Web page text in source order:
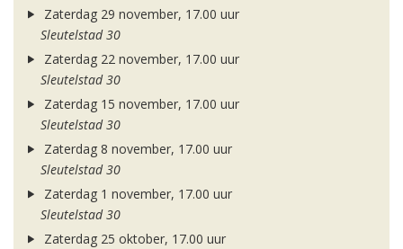
Zaterdag 29 november, 17.00 uur
Sleutelstad 30
Zaterdag 22 november, 17.00 uur
Sleutelstad 30
Zaterdag 15 november, 17.00 uur
Sleutelstad 30
Zaterdag 8 november, 17.00 uur
Sleutelstad 30
Zaterdag 1 november, 17.00 uur
Sleutelstad 30
Zaterdag 25 oktober, 17.00 uur